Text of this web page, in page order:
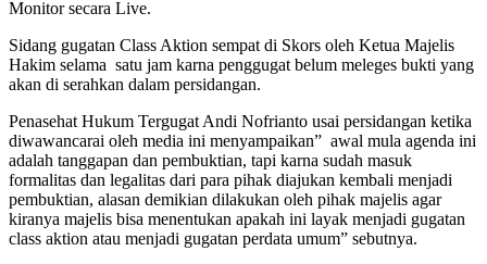
Monitor secara Live.
Sidang gugatan Class Aktion sempat di Skors oleh Ketua Majelis
Hakim selama satu jam karna penggugat belum meleges bukti yang
akan di serahkan dalam persidangan.
Penasehat Hukum Tergugat Andi Nofrianto usai persidangan ketika
diwawancarai oleh media ini menyampaikan” awal mula agenda ini
adalah tanggapan dan pembuktian, tapi karna sudah masuk
formalitas dan legalitas dari para pihak diajukan kembali menjadi
pembuktian, alasan demikian dilakukan oleh pihak majelis agar
kiranya majelis bisa menentukan apakah ini layak menjadi gugatan
class aktion atau menjadi gugatan perdata umum” sebutnya.